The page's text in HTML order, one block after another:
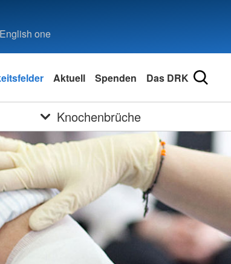
one
Aktuell Spenden Das DRK
Knochenbrüche